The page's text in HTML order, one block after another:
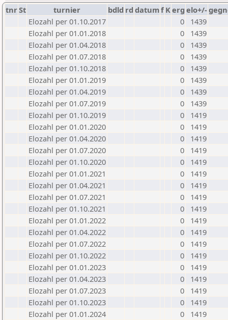
tnrSt turnier bdld rd datumf Kerg elo+/-
Elozahl per 01.10.2017
0
1439
Elozahl per 01.01.2018
0
1439
Elozahl per 01.04.2018
0
1439
Elozahl per 01.07.2018
0
1439
Elozahl per 01.10.2018
0
1439
Elozahl per 01.01.2019
0
1439
Elozahl per 01.04.2019
0
1439
Elozahl per 01.07.2019
0
1439
Elozahl per 01.10.2019
0
1419
Elozahl per 01.01.2020
0
1419
Elozahl per 01.04.2020
0
1419
Elozahl per 01.07.2020
0
1419
Elozahl per 01.10.2020
0
1419
Elozahl per 01.01.2021
0
1419
Elozahl per 01.04.2021
0
1419
Elozahl per 01.07.2021
0
1419
Elozahl per 01.10.2021
0
1419
Elozahl per 01.01.2022
0
1419
Elozahl per 01.04.2022
0
1419
Elozahl per 01.07.2022
0
1419
Elozahl per 01.10.2022
0
1419
Elozahl per 01.01.2023
0
1419
Elozahl per 01.04.2023
0
1419
Elozahl per 01.07.2023
0
1419
Elozahl per 01.10.2023
0
1419
Elozahl per 01.01.2024
0
1419